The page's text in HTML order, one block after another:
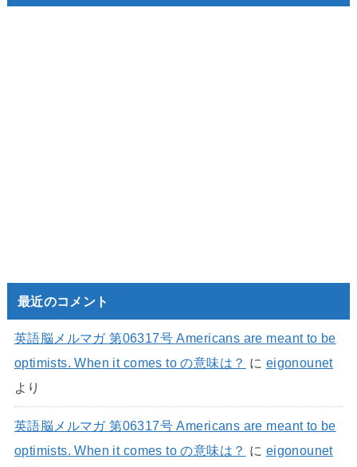
最近のコメント
英語脳メルマガ 第06317号 Americans are meant to be
optimists. When it comes to の意味は？ に eigonounet
より
英語脳メルマガ 第06317号 Americans are meant to be
optimists. When it comes to の意味は？ に eigonounet